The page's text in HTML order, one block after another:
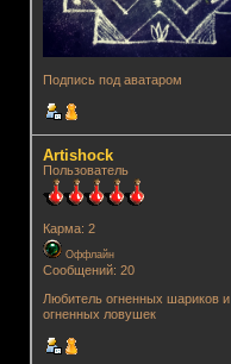
Подпись под аватаром
Artishock
Пользователь
Карма: 2
Оффлайн
Сообщений: 20
Любитель огненных шариков и
огненных ловушек